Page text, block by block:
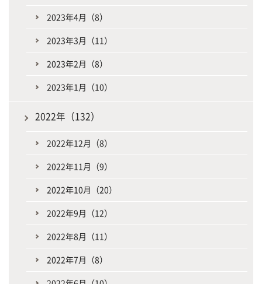
2023年4月（8）
2023年3月（11）
2023年2月（8）
2023年1月（10）
2022年（132）
2022年12月（8）
2022年11月（9）
2022年10月（20）
2022年9月（12）
2022年8月（11）
2022年7月（8）